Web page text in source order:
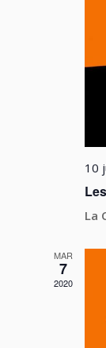
10
La
MAR
7
2020